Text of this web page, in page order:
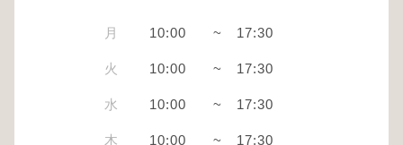
月 10:00 ~ 17:30
火 10:00 ~ 17:30
水 10:00 ~ 17:30
木 10:00 ~ 17:30